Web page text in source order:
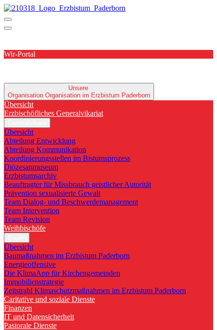
Wir-Portal
Unsere
Organisation Organisation im Erzbistum Paderborn
Übersicht
Erzbischöfliches Generalvikariat
Übersicht
Abteilung Entwicklung
Abteilung Kommunikation
Koordinierungsstellen im Bistumsprozess
Diözesanmuseum
Erzbistumsarchiv
Beauftragter für Missbrauch geistlicher Autorität
Prävention sexualisierte Gewalt
Team Dialog- und Beschwerdemanagement
Team Intervention
Team Revision
Weihbischöfe
Übersicht
Baumaßnahmen im Erzbistum Paderborn
Energieoffensive
Die KlimaApp für Kirchengemeinden
Immobilienstrategie
Zeitstrahl Klimaschutzmaßnahmen im Erzbistum Paderborn
Caritative und soziale Dienste
Finanzen
IT und Datensicherheit
Pastorale Dienste